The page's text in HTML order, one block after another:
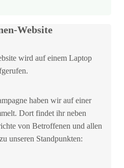
Website
haben wir auf einer
Dort findet ihr neben
von Betroffenen und allen
unseren Standpunkten: